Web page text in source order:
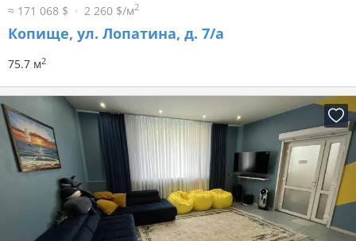
≈ 171 068 $ 2 260 $/м2
Копище, ул. Лопатина, д. 7/а
75.7 м2